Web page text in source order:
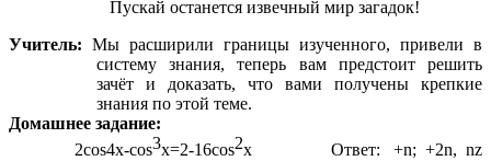
Пускай останется извечный мир загадок!
Учитель: Мы расширили границы изученного, привели в
систему знания, теперь вам предстоит решить
зачёт и доказать, что вами получены крепкие
знания по этой теме.
Домашнее задание:
2cos4x-cos3x=2-16cos2x Ответ: +n; +2n, nz